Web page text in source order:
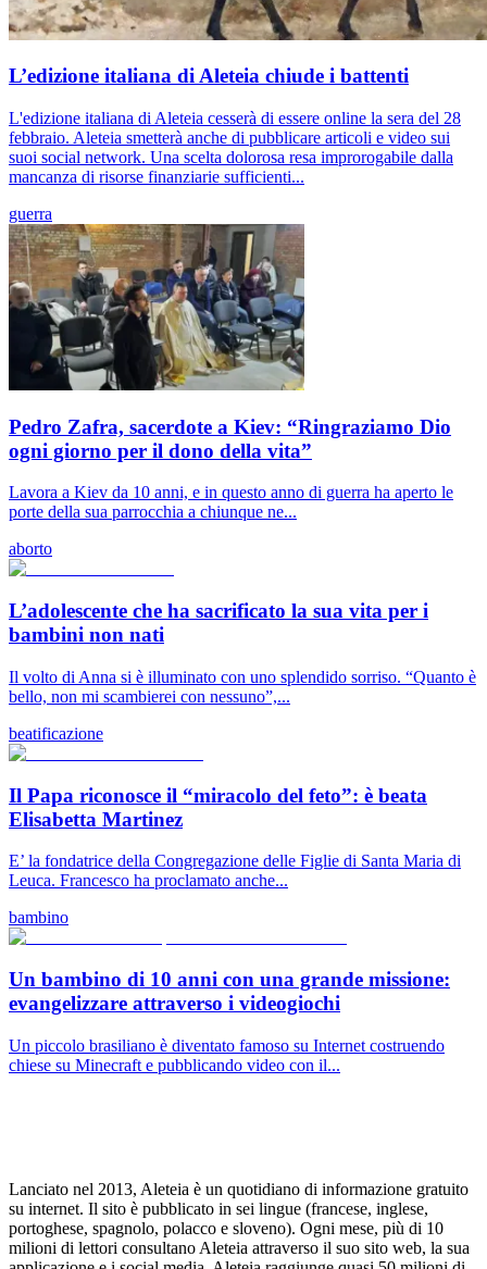
L’edizione italiana di Aleteia chiude i battenti
L'edizione italiana di Aleteia cesserà di essere online la sera del 28
febbraio. Aleteia smetterà anche di pubblicare articoli e video sui
suoi social network. Una scelta dolorosa resa improrogabile dalla
mancanza di risorse finanziarie sufficienti...
guerra
Pedro Zafra, sacerdote a Kiev: “Ringraziamo Dio
ogni giorno per il dono della vita”
Lavora a Kiev da 10 anni, e in questo anno di guerra ha aperto le
porte della sua parrocchia a chiunque ne...
aborto
L’adolescente che ha sacrificato la sua vita per i
bambini non nati
Il volto di Anna si è illuminato con uno splendido sorriso. “Quanto è
bello, non mi scambierei con nessuno”,...
beatificazione
Il Papa riconosce il “miracolo del feto”: è beata
Elisabetta Martinez
E’ la fondatrice della Congregazione delle Figlie di Santa Maria di
Leuca. Francesco ha proclamato anche...
bambino
Un bambino di 10 anni con una grande missione:
evangelizzare attraverso i videogiochi
Un piccolo brasiliano è diventato famoso su Internet costruendo
chiese su Minecraft e pubblicando video con il...
Lanciato nel 2013, Aleteia è un quotidiano di informazione gratuito
su internet. Il sito è pubblicato in sei lingue (francese, inglese,
portoghese, spagnolo, polacco e sloveno). Ogni mese, più di 10
milioni di lettori consultano Aleteia attraverso il suo sito web, la sua